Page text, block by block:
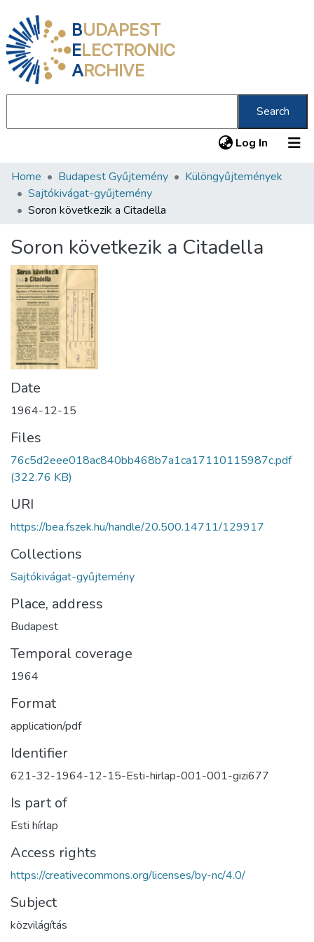
BUDAPEST
ELECTRONIC
ARCHIVE
Search
Log In (current)
Communities & Collections
All of DSpace
About us
Home Budapest Gyűjtemény
Különgyűjtemények
Sajtókivágat-gyűjtemény
Soron következik a Citadella
Soron következik a Citadella
Date
1964-12-15
Files
76c5d2eee018ac840bb468b7a1ca17110115987c.pdf
(322.76 KB)
URI
https://bea.fszek.hu/handle/20.500.14711/129917
Collections
Sajtókivágat-gyűjtemény
Place, address
Budapest
Temporal coverage
1964
Format
application/pdf
Identifier
621-32-1964-12-15-Esti-hirlap-001-001-gizi677
Is part of
Esti hírlap
Access rights
https://creativecommons.org/licenses/by-nc/4.0/
Subject
közvilágítás